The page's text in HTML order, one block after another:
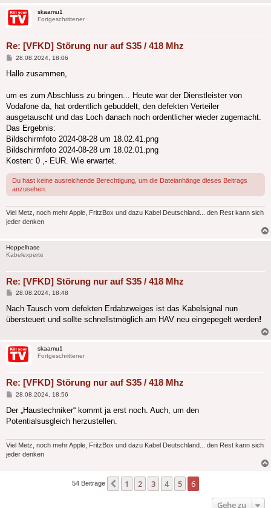
skaamu1
Fortgeschrittener
Re: [VFKD] Störung nur auf S35 / 418 Mhz
Beitrag
28.08.2024, 18:06
Hallo zusammen,
um es zum Abschluss zu bringen... Heute war der Dienstleister von
Vodafone da, hat ordentlich gebuddelt, den defekten Verteiler
ausgetauscht und das Loch danach noch ordentlicher wieder zugemacht.
Das Ergebnis:
Bildschirmfoto 2024-08-28 um 18.02.41.png
Bildschirmfoto 2024-08-28 um 18.02.01.png
Kosten: 0 ,- EUR. Wie erwartet.
Du hast keine ausreichende Berechtigung, um die Dateianhänge dieses Beitrags
anzusehen.
Viel Metz, noch mehr Apple, FritzBox und dazu Kabel Deutschland... den Rest kann sich
jeder denken
Hoppelhase
Kabelexperte
Re: [VFKD] Störung nur auf S35 / 418 Mhz
Beitrag
28.08.2024, 18:48
Nach Tausch vom defekten Erdabzweiges ist das Kabelsignal nun
übersteuert und sollte schnellstmöglich am HAV neu eingepegelt werden!
skaamu1
Fortgeschrittener
Re: [VFKD] Störung nur auf S35 / 418 Mhz
Beitrag
28.08.2024, 18:56
Der „Haustechniker“ kommt ja erst noch. Auch, um den
Potentialsusgleich herzustellen.
Viel Metz, noch mehr Apple, FritzBox und dazu Kabel Deutschland... den Rest kann sich
jeder denken
54 Beiträge Vorherige
1 2 3 4 5
6
Gehe zu